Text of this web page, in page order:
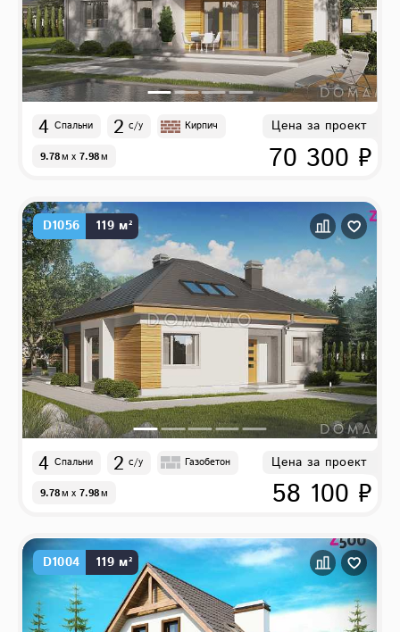
4 Спальни 2 с/у Кирпич
9.78м x 7.98м
Цена за проект
70 300 ₽
D1056 119 м²
4 Спальни 2 с/у Газобетон
9.78м x 7.98м
Цена за проект
58 100 ₽
D1004 119 м²